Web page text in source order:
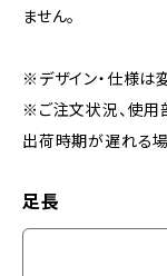
ません。
※デザイン・仕様は
※ご注文状況、使用
出荷時期が遅れる場
足長